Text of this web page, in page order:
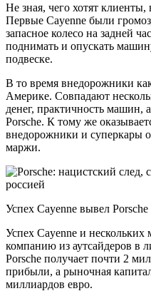
Не зная, чего хотят
Первые Cayenne были
запасное колесо на задней
поднимать и опускать
подвеске.
В то время внедорожники
Америке. Совпадают
денег, практичность машин,
Porsche. К тому же
внедорожники и суперкары
маржи.
Успех Cayenne вывел
Успех Cayenne и
компанию из аутсайдеров в
Porsche получает почти 2
прибыли, а рыночная
миллиардов евро.